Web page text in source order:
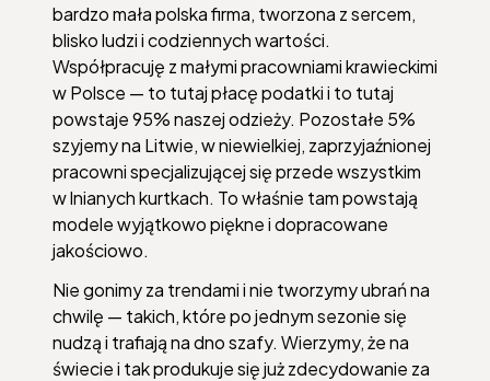
bardzo mała polska firma, tworzona z sercem,
blisko ludzi i codziennych wartości.
Współpracuję z małymi pracowniami krawieckimi
w Polsce — to tutaj płacę podatki i to tutaj
powstaje 95% naszej odzieży. Pozostałe 5%
szyjemy na Litwie, w niewielkiej, zaprzyjaźnionej
pracowni specjalizującej się przede wszystkim
w lnianych kurtkach. To właśnie tam powstają
modele wyjątkowo piękne i dopracowane
jakościowo.
Nie gonimy za trendami i nie tworzymy ubrań na
chwilę — takich, które po jednym sezonie się
nudzą i trafiają na dno szafy. Wierzymy, że na
świecie i tak produkuje się już zdecydowanie za